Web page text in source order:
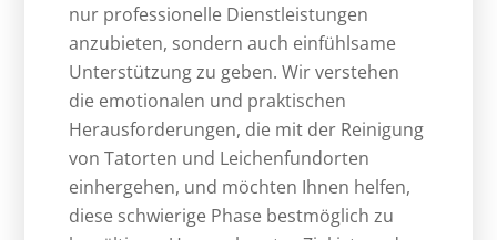
nur professionelle Dienstleistungen
anzubieten, sondern auch einfühlsame
Unterstützung zu geben. Wir verstehen
die emotionalen und praktischen
Herausforderungen, die mit der Reinigung
von Tatorten und Leichenfundorten
einhergehen, und möchten Ihnen helfen,
diese schwierige Phase bestmöglich zu